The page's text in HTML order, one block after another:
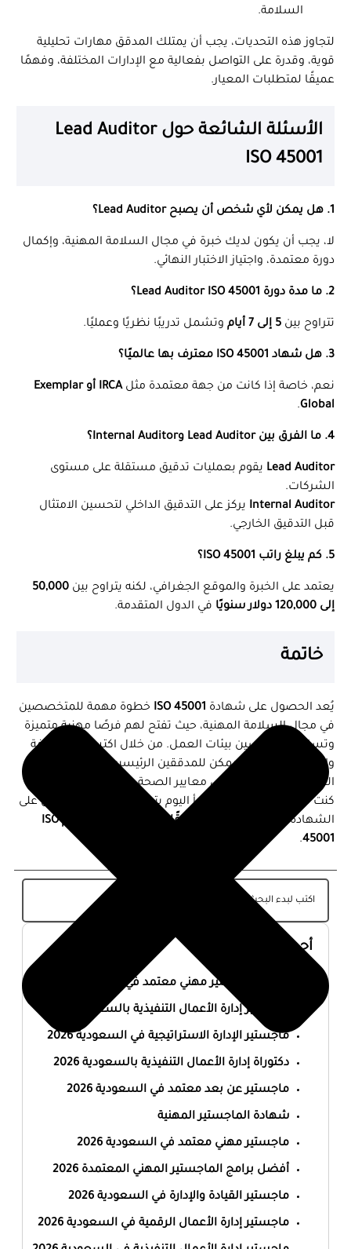
السلامة.
لتجاوز هذه التحديات، يجب أن يمتلك المدقق مهارات تحليلية
قوية، وقدرة على التواصل بفعالية مع الإدارات المختلفة، وفهمًا
عميقًا لمتطلبات المعيار.
الأسئلة الشائعة حول Lead Auditor
ISO 45001
1. هل يمكن لأي شخص أن يصبح Lead Auditor؟
لا، يجب أن يكون لديك خبرة في مجال السلامة المهنية، وإكمال
دورة معتمدة، واجتياز الاختبار النهائي.
2. ما مدة دورة Lead Auditor ISO 45001؟
تتراوح بين 5 إلى 7 أيام وتشمل تدريبًا نظريًا وعمليًا.
3. هل شهاد ISO 45001 معترف بها عالميًا؟
نعم، خاصة إذا كانت من جهة معتمدة مثل
IRCA أو Exemplar
Global
.
4. ما الفرق بين Lead Auditor وInternal Auditor؟
Lead Auditor يقوم بعمليات تدقيق مستقلة على مستوى
الشركات.
Internal Auditor يركز على التدقيق الداخلي لتحسين الامتثال
قبل التدقيق الخارجي.
5. كم يبلغ راتب ISO 45001؟
يعتمد على الخبرة والموقع الجغرافي، لكنه يتراوح بين 50,000
إلى 120,000 دولار سنويًا
في الدول المتقدمة.
خاتمة
يُعد الحصول على شهادة ISO 45001 خطوة مهمة للمتخصصين
في مجال السلامة المهنية، حيث تفتح لهم فرصًا مهنية متميزة
وتساعد في تحسين بيئات العمل. من خلال اكتساب المعرفة
والتدريب المناسب، يمكن للمدققين الرئيسيين مساعدة
الشركات في تحقيق أعلى معايير الصحة والسلامة المهنية. إذا
كنت مهتمًا بهذا المجال، ابدأ اليوم بتطوير مهاراتك واحصل على
الشهادة المطلوبة لتصبح
مدققًا رئيسيًا معتمدًا لنظام ISO
45001
.
أحدث المقالات
أفضل ماجستير مهني معتمد في السعودية 2026
ماجستير إدارة الأعمال التنفيذية بالسعودية 2026
ماجستير الإدارة الاستراتيجية في السعودية 2026
دكتوراة إدارة الأعمال التنفيذية بالسعودية 2026
ماجستير عن بعد معتمد في السعودية 2026
شهادة الماجستير المهنية
ماجستير مهني معتمد في السعودية 2026
أفضل برامج الماجستير المهني المعتمدة 2026
ماجستير القيادة والإدارة في السعودية 2026
ماجستير إدارة الأعمال الرقمية في السعودية 2026